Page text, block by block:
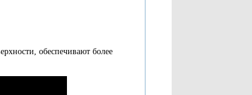
обеспечивают более